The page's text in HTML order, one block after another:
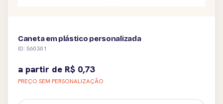
Caneta em plástico personalizada
ID: S60301
a partir de R$ 0,73
PREÇO SEM PERSONALIZAÇÃO